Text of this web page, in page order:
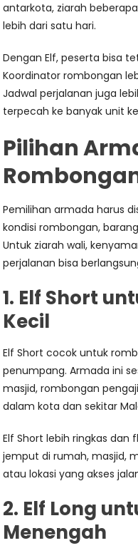
antarkota, ziarah
lebih dari satu hari.
Dengan Elf, peserta bisa
Koordinator rombongan
Jadwal perjalanan juga
terpecah ke banyak unit
Pilihan
Pemilihan armada harus
kondisi rombongan,
Untuk ziarah wali,
perjalanan bisa
1. Elf Short
Kecil
Elf Short cocok untuk
penumpang. Armada ini
masjid, rombongan
dalam kota dan sekitar
Elf Short lebih ringkas dan
jemput di rumah, masjid,
atau lokasi yang akses
2. Elf Long
Menengah